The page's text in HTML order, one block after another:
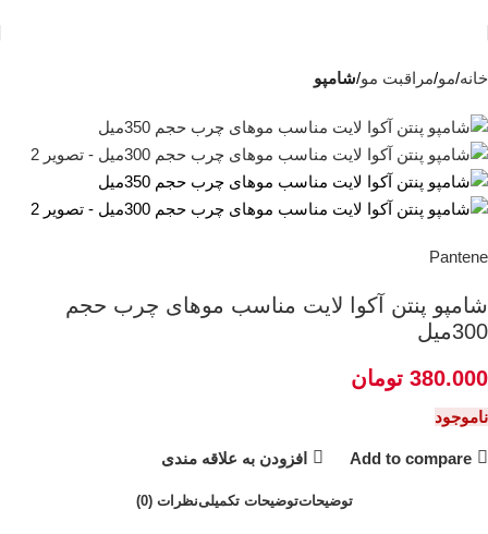
خانه مو مراقبت مو شامپو
Pantene
شامپو پنتن آکوا لایت مناسب موهای چرب حجم
300میل
380.000 تومان
ناموجود
Add to compare افزودن به علاقه مندی
توضیحاتتوضیحات تکمیلینظرات (0)